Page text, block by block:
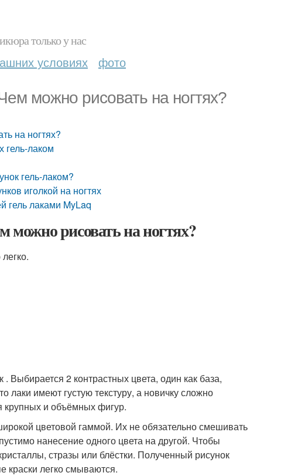
только у нас
условиях фото
можно рисовать на ногтях?
на ногтях?
гель-лаком
гель-лаком?
иголкой на ногтях
лаками MyLaq
можно рисовать на ногтях?
2 контрастных цвета, один как база,
лаки имеют густую текстуру, а новичку сложно
крупных и объёмных фигур.
цветовой гаммой. Их не обязательно смешивать
нанесение одного цвета на другой. Чтобы
стразы или блёстки. Полученный рисунок
краски легко смываются.